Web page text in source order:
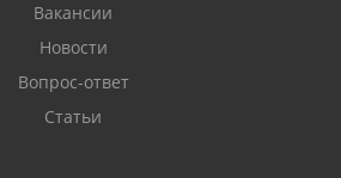
Вакансии
Новости
Вопрос-ответ
Статьи